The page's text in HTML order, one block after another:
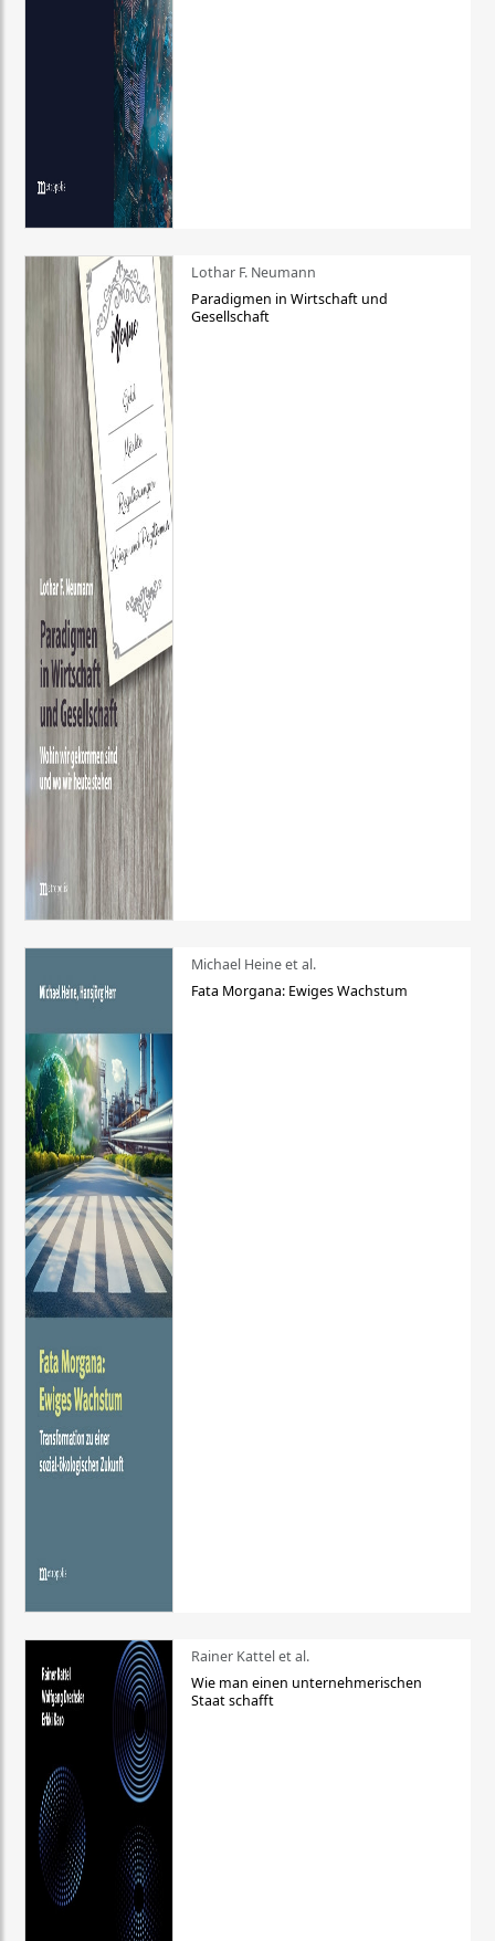
Lothar F. Neumann
Paradigmen in Wirtschaft und
Gesellschaft
Michael Heine et al.
Fata Morgana: Ewiges Wachstum
Rainer Kattel et al.
Wie man einen unternehmerischen
Staat schafft